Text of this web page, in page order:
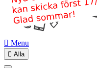
 Menu
 Alla